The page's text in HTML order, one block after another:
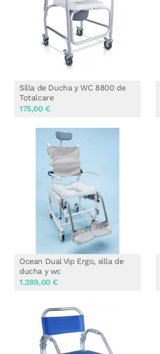
Silla de Ducha y WC 8800 de
Totalcare
175,00 €
Ocean Dual Vip Ergo, silla de
ducha y wc
1.289,00 €